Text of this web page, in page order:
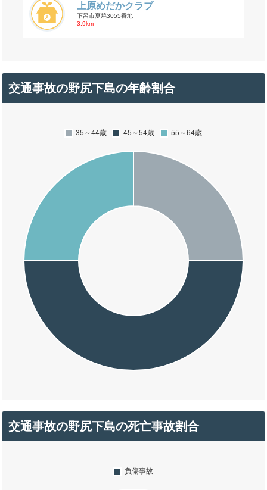
上原めだかクラブ
下呂市夏焼3055番地
3.9km
交通事故の野尻下島の年齢割合
交通事故の野尻下島の死亡事故割合